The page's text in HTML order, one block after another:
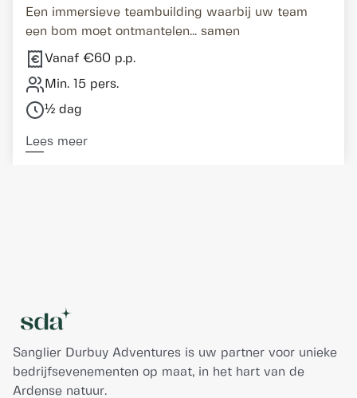
Een immersieve teambuilding waarbij uw team
een bom moet ontmantelen... samen
Vanaf €60 p.p.
Min. 15 pers.
½ dag
Lees meer
Sanglier Durbuy Adventures is uw partner voor unieke
bedrijfsevenementen op maat, in het hart van de
Ardense natuur.